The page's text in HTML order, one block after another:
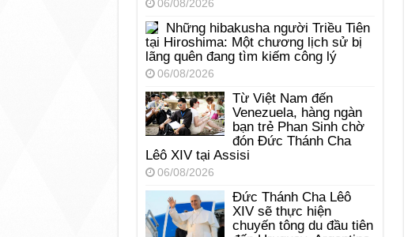
06/08/2026
Những hibakusha người Triều Tiên
tại Hiroshima: Một chương lịch sử bị
lãng quên đang tìm kiếm công lý
06/08/2026
Từ Việt Nam đến
Venezuela, hàng ngàn
bạn trẻ Phan Sinh chờ
đón Đức Thánh Cha
Lêô XIV tại Assisi
06/08/2026
Đức Thánh Cha Lêô
XIV sẽ thực hiện
chuyến tông du đầu tiên